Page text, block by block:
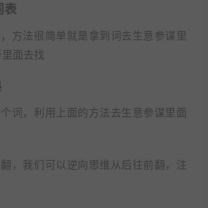
表
方法很简单就是拿到词去生意参谋里
面去找
词，利用上面的方法去生意参谋里面
，我们可以逆向思维从后往前翻，注